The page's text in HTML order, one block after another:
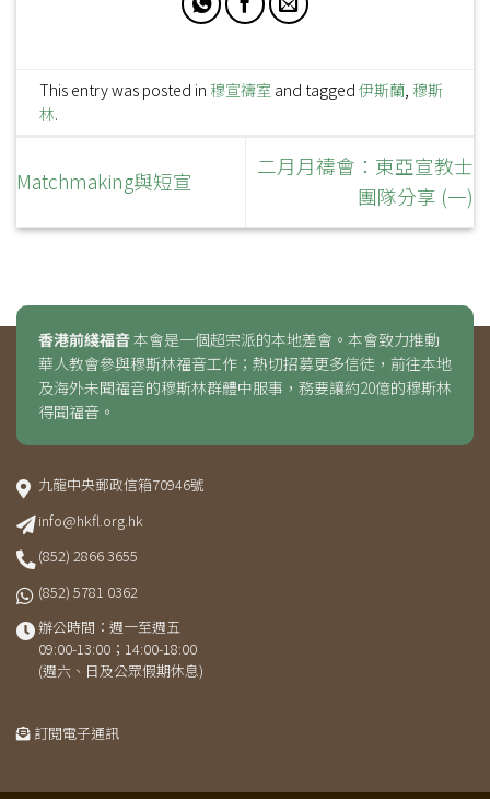
This entry was posted in穆宣禱室 and tagged伊斯蘭 ,穆斯
林.
Matchmaking與短宣
二月月禱會：東亞宣教士
團隊分享 (一)
香港前綫福音本會是一個超宗派的本地差會。本會致力推動
華人教會參與穆斯林福音工作；熱切招募更多信徒，前往本地
及海外未聞福音的穆斯林群體中服事，務要讓約20億的穆斯林
得聞福音。
九龍中央郵政信箱70946號
info@hkfl.org.hk
(852) 2866 3655
(852) 5781 0362
辦公時間：週一至週五
09:00-13:00；14:00-18:00
(週六、日及公眾假期休息)
訂閱電子通訊